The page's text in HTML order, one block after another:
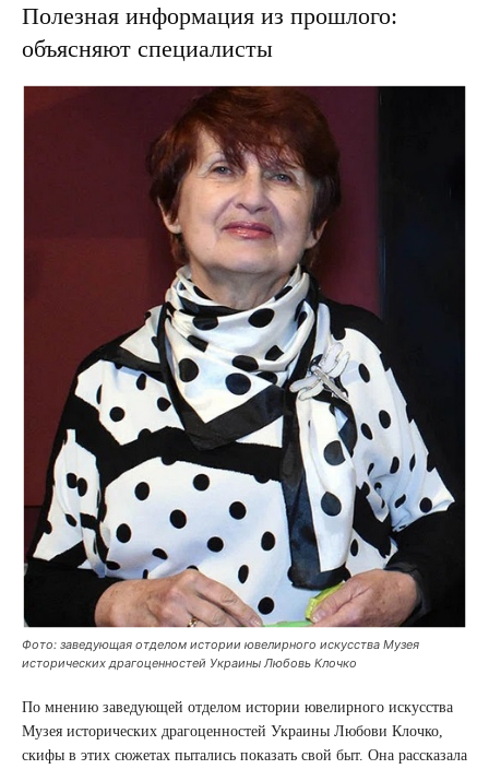
Полезная информация из прошлого:
объясняют специалисты
Фото: заведующая отделом истории ювелирного искусства Музея
исторических драгоценностей Украины Любовь Клочко
По мнению заведующей отделом истории ювелирного искусства
Музея исторических драгоценностей Украины Любови Клочко,
скифы в этих сюжетах пытались показать свой быт. Она рассказала